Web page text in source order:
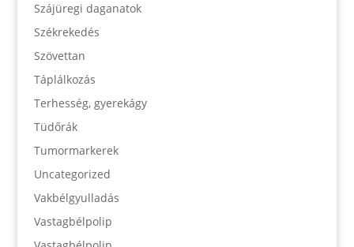
Szájüregi daganatok
Székrekedés
Szövettan
Táplálkozás
Terhesség, gyerekágy
Tüdőrák
Tumormarkerek
Uncategorized
Vakbélgyulladás
Vastagbélpolip